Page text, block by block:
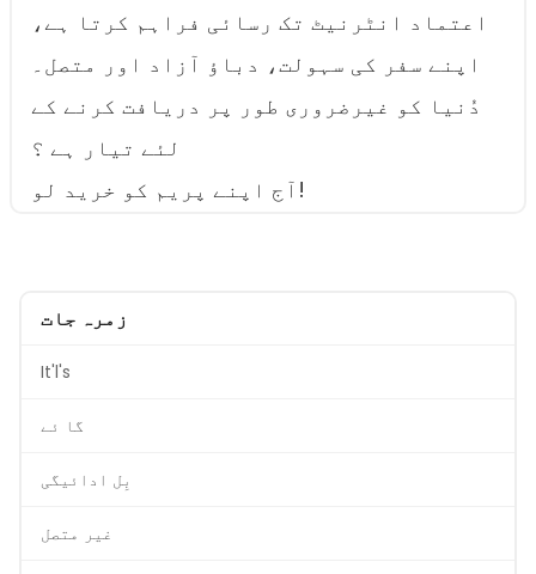
اعتماد انٹرنیٹ تک رسائی فراہم کرتا ہے،
اپنے سفر کی سہولت، دباؤ آزاد اور متصل۔
دُنیا کو غیرضروری طور پر دریافت کرنے کے
لئے تیار ہے ؟
آج اپنے پریم کو خرید لو!
زمرہ جات
It'l's
گا ئے
بِل ادائیگی
غیر متصل